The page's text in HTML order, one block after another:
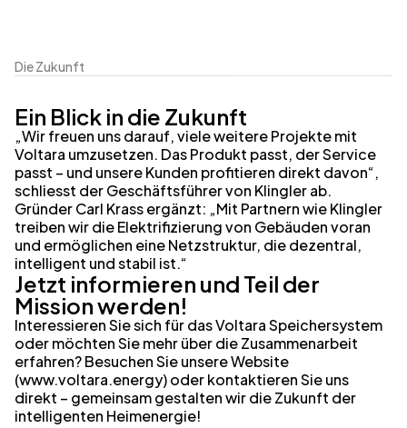
Die Zukunft
Ein Blick in die Zukunft
„Wir freuen uns darauf, viele weitere Projekte mit
Voltara umzusetzen. Das Produkt passt, der Service
passt – und unsere Kunden profitieren direkt davon“,
schliesst der Geschäftsführer von Klingler ab.
Gründer Carl Krass ergänzt: „Mit Partnern wie Klingler
treiben wir die Elektrifizierung von Gebäuden voran
und ermöglichen eine Netzstruktur, die dezentral,
intelligent und stabil ist.“
Jetzt informieren und Teil der
Mission werden!
Interessieren Sie sich für das Voltara Speichersystem
oder möchten Sie mehr über die Zusammenarbeit
erfahren? Besuchen Sie unsere Website
(www.voltara.energy) oder kontaktieren Sie uns
direkt – gemeinsam gestalten wir die Zukunft der
intelligenten Heimenergie!